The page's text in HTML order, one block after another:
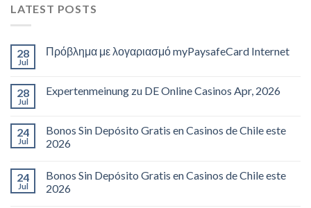
LATEST POSTS
28
Jul
Πρόβλημα με λογαριασμό myPaysafeCard Internet
28
Jul
Expertenmeinung zu DE Online Casinos Apr, 2026
24
Jul
Bonos Sin Depósito Gratis en Casinos de Chile este
2026
24
Jul
Bonos Sin Depósito Gratis en Casinos de Chile este
2026